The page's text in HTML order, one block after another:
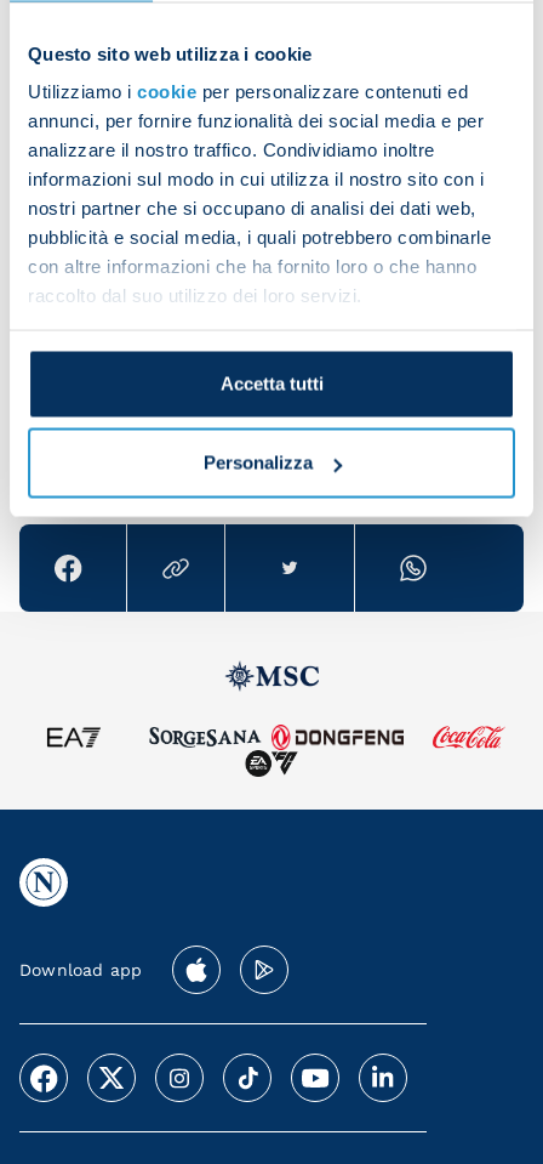
Questo sito web utilizza i cookie
Utilizziamo i cookie per personalizzare contenuti ed
annunci, per fornire funzionalità dei social media e per
analizzare il nostro traffico. Condividiamo inoltre
informazioni sul modo in cui utilizza il nostro sito con i
nostri partner che si occupano di analisi dei dati web,
pubblicità e social media, i quali potrebbero combinarle
con altre informazioni che ha fornito loro o che hanno
raccolto dal suo utilizzo dei loro servizi.
Accetta tutti
Personalizza
worked on tactics, played in a small-sided game
and did some set-piece practice.
Diego Demme trained individually out on the pitch
while Victor Osimhen underwent physio. Hirving
Lozano followed his own individual programme in
the gym and on the pitch in the afternoon.
Share the article with your friends and support the
team
Download app